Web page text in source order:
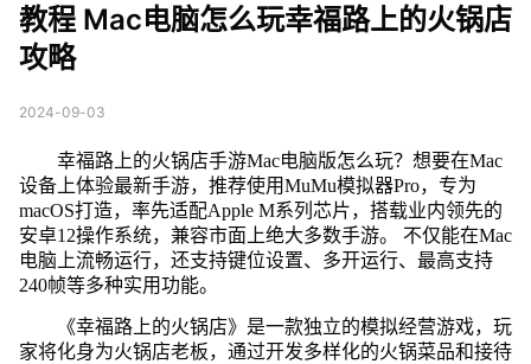
教程 Mac电脑怎么玩幸福路上的火锅店
攻略
2024-09-03
幸福路上的火锅店手游Mac电脑版怎么玩？想要在Mac
设备上体验最新手游，推荐使用MuMu模拟器Pro，专为
macOS打造，率先适配Apple M系列芯片，搭载业内领先的
安卓12操作系统，兼容市面上绝大多数手游。 不仅能在Mac
电脑上流畅运行，还支持键位设置、多开运行、最高支持
240帧等多种实用功能。
《幸福路上的火锅店》是一款独立的模拟经营游戏，玩
家将化身为火锅店老板，通过开发多样化的火锅菜品和接待